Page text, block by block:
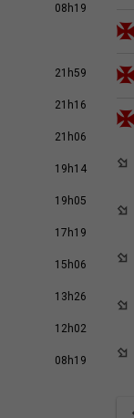
08h19
21h59
21h16
21h06
19h14
19h05
17h19
15h06
13h26
12h02
08h19